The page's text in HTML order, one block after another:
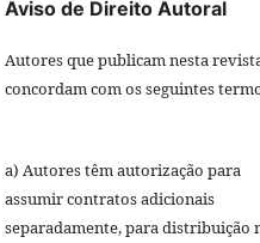
Aviso de Direito Autoral
Autores que publicam nesta
concordam com os seguintes
a) Autores têm autorização para
assumir contratos adicionais
separadamente, para distribuição